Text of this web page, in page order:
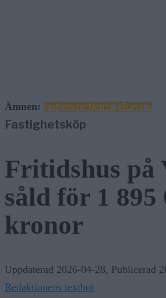
Ämnen: fastigheterNorrtäljeTorvalla
Fastighetsköp
Fritidshus på
såld för 1 895
kronor
Uppdaterad 2026-04-28, Publicerad
Redaktionens textbot